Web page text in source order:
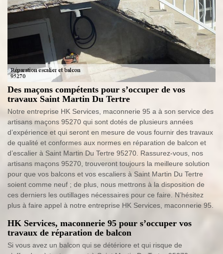
Des maçons compétents pour s’occuper de vos
travaux Saint Martin Du Tertre
Notre entreprise HK Services, maconnerie 95 a à son service des
artisans maçons 95270 qui sont dotés de plusieurs années
d’expérience et qui seront en mesure de vous fournir des travaux
de qualité et conformes aux normes en réparation de balcon et
d’escalier à Saint Martin Du Tertre 95270. Rassurez-vous, nos
artisans maçons 95270, trouveront toujours la meilleure solution
pour que vos balcons et vos escaliers à Saint Martin Du Tertre
soient comme neuf ; de plus, nous mettrons à la disposition de
ces derniers les outillages nécessaires pour ce faire. N’hésitez
plus à faire appel à notre entreprise HK Services, maconnerie 95.
HK Services, maconnerie 95 pour s’occuper vos
travaux de réparation de balcon
Si vous avez un balcon qui se détériore et qui risque de